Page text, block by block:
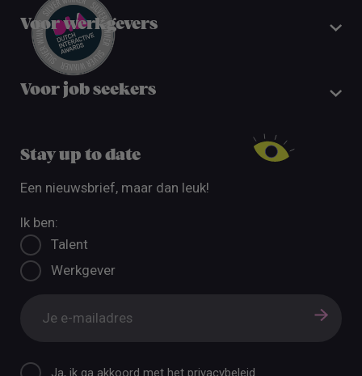
Voor werkgevers
Voor job seekers
Stay up to date
Een nieuwsbrief, maar dan leuk!
Ik ben:
Talent
Werkgever